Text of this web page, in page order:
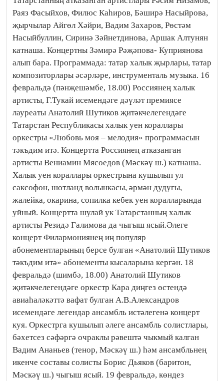
Раяз Фасыйхов, Филюс Каһиров, Бәширә Насыйрова,
җырчылар Айгөл Хәйри, Вадим Захаров, Рөстәм
Насыйбуллин, Сиринә Зәйнетдинова, Аршак Алтунян
катнаша. Концертны Зәмирә Рәҗәпова- Куприянова
алып бара. Программада: татар халык җырлары, татар
композиторлары әсәрләре, инструменталь музыка. 16
февральдә (пәнҗешәмбе, 18.00) Россиянең халык
артисты, Г.Тукай исемендәге дәүләт премиясе
лауреаты Анатолий Шутиков җитәкчелегендәге
Татарстан Республикасы халык уен кораллары
оркестры «Любовь моя – мелодия» программасын
тәкъдим итә. Концертта Россиянең атказанган
артисты Вениамин Мясоедов (Мәскәү ш.) катнаша.
Халык уен кораллары оркестрына кушылып ул
саксофон, шотланд волынкасы, әрмән дудугы,
жалейка, окарина, сопилка кебек уен коралларында
уйный. Концертта шулай ук Татарстанның халык
артисты Резидә Галимова да чыгыш ясый.Әлеге
концерт Филармониянең иң популяр
абонементларының берсе булган «Анатолий Шутиков
тәкъдим итә» абонементы кысаларына кергән. 18
февральдә (шимбә, 18.00) Анатолий Шутиков
җитәкчелегендәге оркестр Кара диңгез өстендә
авиаһаләкәттә вафат булган А.В.Александров
исемендәге легендар ансамбль истәлегенә концерт
куя. Оркестрга кушылып әлеге ансамбль солистлары,
бәхетсез сәфәргә очраклы рәвештә чыкмый калган
Вадим Ананьев (тенор, Мәскәү ш.) һәм ансамбльнең
икенче составы солисты Борис Дьяков (баритон,
Мәскәү ш.) чыгыш ясый. 19 февральдә, көндез